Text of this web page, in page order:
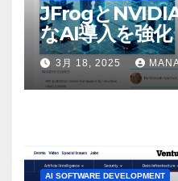
JFrogと
なAI導入を強化
3月 18, 2025
AI SOFTWARE DEVELOPMENT